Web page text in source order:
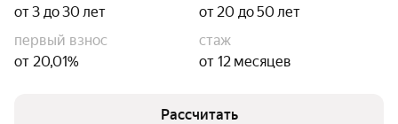
от 3 до 30 лет
от 20 до 50 лет
первый взнос
от 20,01%
стаж
от 12 месяцев
Рассчитать